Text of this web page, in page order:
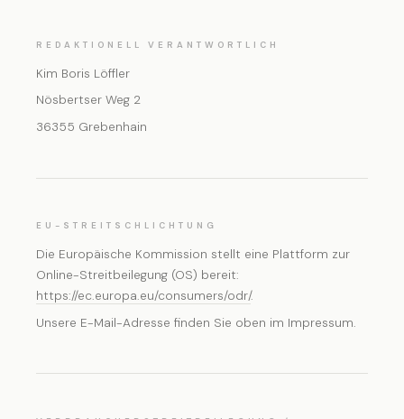
REDAKTIONELL VERANTWORTLICH
Kim Boris Löffler
Nösbertser Weg 2
36355 Grebenhain
EU-STREITSCHLICHTUNG
Die Europäische Kommission stellt eine Plattform zur
Online-Streitbeilegung (OS) bereit:
https://ec.europa.eu/consumers/odr/.
Unsere E-Mail-Adresse finden Sie oben im Impressum.